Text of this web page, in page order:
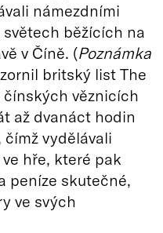
námezdními
běžících na
v Číně. (Poznámka
britský list The
čínských věznicích
až dvanáct hodin
čímž vydělávali
hře, které pak
peníze skutečné,
ve svých